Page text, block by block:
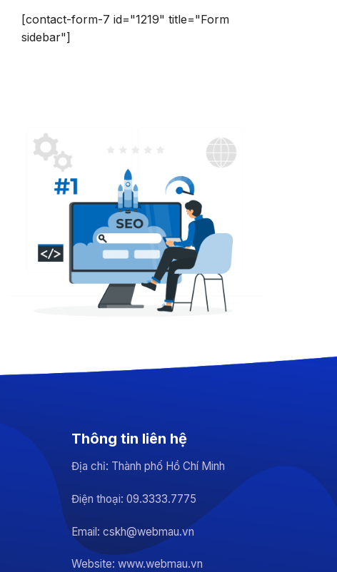
[contact-form-7 id="1219" title="Form
sidebar"]
Thông tin liên hệ
Địa chỉ: Thành phố Hồ Chí Minh
Điện thoại: 09.3333.7775
Email: cskh@webmau.vn
Website: www.webmau.vn